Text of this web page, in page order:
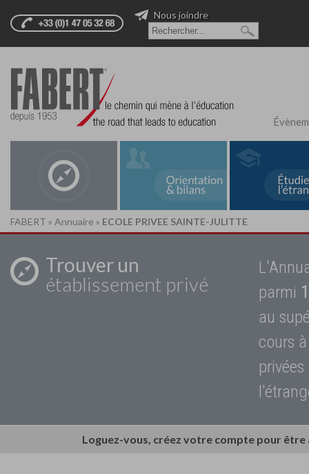
Nous joindre
FABERT » Annuaire » ECOLE PRIVEE SAINTE-JULITTE
Trouver un
établissement privé
parmi
au
cours
Loguez-vous, créez votre compte pour